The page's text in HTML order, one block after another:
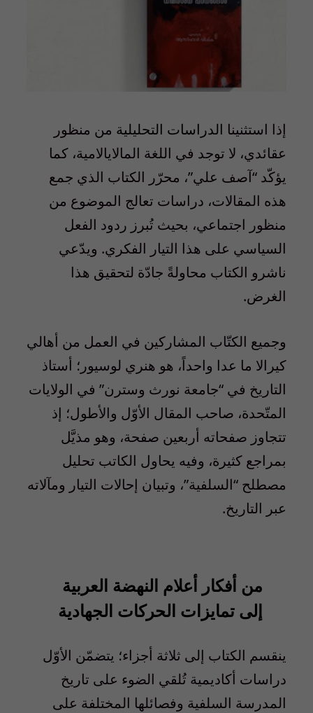
إذا استثنينا الدراسات التحليلية من منظور
عقائدي، لا توجد في اللغة المالايالامية، كما
يؤكّد “آصف علي”، محرّر الكتاب الذي جمع
هذه المقالات، دراسات تعالج الموضوع من
منظور اجتماعي، بحيث تُبرز ردود الفعل
السياسي على هذا التيار الفكري. ويدّعي
ناشرو الكتاب محاولةً جادّة لتحقيق هذا
الغرض.
وجميع الكتّاب المشاركين في العمل من أهالي
كيرالا ما عدا واحداً، هو هنري لوسيور؛ أستاذ
التاريخ في “جامعة نورث وسترن” في الولايات
المتّحدة، صاحب المقال الأوّل والأطول؛ إذ
تتجاوز صفحاته أربعين صفحة، وهو مذيَّل
بمراجع كثيرة، وفيه يحاول الكاتب تحليل
مصطلح “السلفية”، وتبيان إحالات التيار ومآلاته
عبر التاريخ.
من أفكار أعلام النهضة العربية
إلى تمايزات الحركات الجهادية
ينقسم الكتاب إلى ثلاثة أجزاء؛ يتضمّن الأوّل
دراسات أكاديمية تُلقي الضوء على تاريخ
المدرسة السلفية وفصائلها المختلفة على